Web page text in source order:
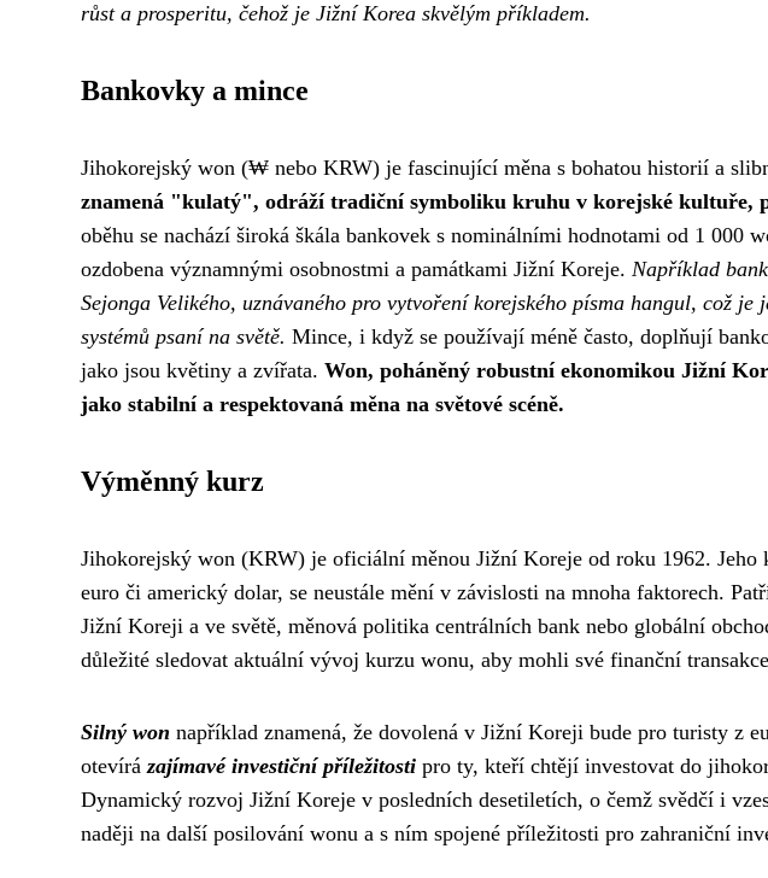
růst a prosperitu, čehož je Jižní Korea skvělým příkladem.
Bankovky a mince
Jihokorejský won (₩ nebo KRW) je fascinující měna s bohatou historií a
znamená "kulatý", odráží tradiční symboliku kruhu v korejské kultuře,
oběhu se nachází široká škála bankovek s nominálními hodnotami od 1 000
ozdobena významnými osobnostmi a památkami Jižní Koreje. Například
Sejonga Velikého, uznávaného pro vytvoření korejského písma hangul, což je
systémů psaní na světě. Mince, i když se používají méně často, doplňují
jako jsou květiny a zvířata. Won, poháněný robustní ekonomikou Jižní
jako stabilní a respektovaná měna na světové scéně.
Výměnný kurz
Jihokorejský won (KRW) je oficiální měnou Jižní Koreje od roku 1962.
euro či americký dolar, se neustále mění v závislosti na mnoha faktorech.
Jižní Koreji a ve světě, měnová politika centrálních bank nebo globální
důležité sledovat aktuální vývoj kurzu wonu, aby mohli své finanční
Silný won například znamená, že dovolená v Jižní Koreji bude pro turisty z
otevírázajímavé investiční příležitosti pro ty, kteří chtějí investovat do
Dynamický rozvoj Jižní Koreje v posledních desetiletích, o čemž svědčí i
naději na další posilování wonu a s ním spojené příležitosti pro zahraniční